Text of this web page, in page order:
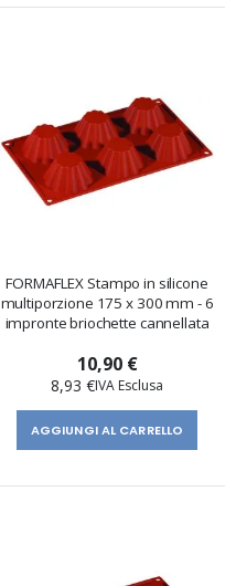
FORMAFLEX Stampo in silicone
multiporzione 175 x 300 mm - 6
impronte briochette cannellata
10,90 €
8,93 €
AGGIUNGI AL CARRELLO